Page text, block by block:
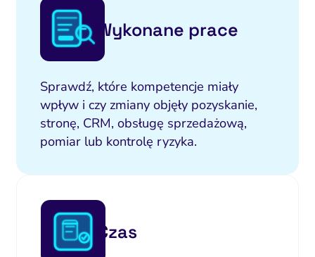
Wykonane prace
Sprawdź, które kompetencje miały
wpływ i czy zmiany objęły pozyskanie,
stronę, CRM, obsługę sprzedażową,
pomiar lub kontrolę ryzyka.
Czas